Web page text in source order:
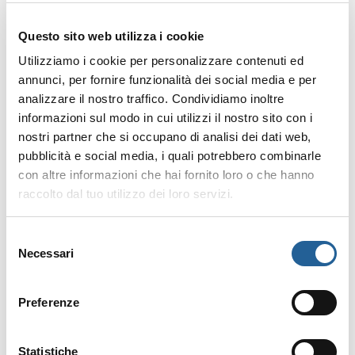
Questo sito web utilizza i cookie
Utilizziamo i cookie per personalizzare contenuti ed
annunci, per fornire funzionalità dei social media e per
analizzare il nostro traffico. Condividiamo inoltre
informazioni sul modo in cui utilizzi il nostro sito con i
nostri partner che si occupano di analisi dei dati web,
pubblicità e social media, i quali potrebbero combinarle
con altre informazioni che hai fornito loro o che hanno
raccolto dal tuo utilizzo dei loro servizi.
delNecessari
Preferenze
Statistiche
dell’arrivo
Quali motivazioni sono
accettate per avere il
rimborso?
Non essendo necessario un
anticipo, è possibile cancellare